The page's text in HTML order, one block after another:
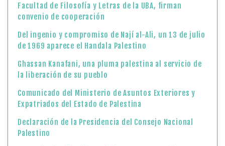
Facultad de Filosofía y Letras de la UBA, firman
convenio de cooperación
Del ingenio y compromiso de Nají al-Ali, un 13 de julio
de 1969 aparece el Handala Palestino
Ghassan Kanafani, una pluma palestina al servicio de
la liberación de su pueblo
Comunicado del Ministerio de Asuntos Exteriores y
Expatriados del Estado de Palestina
Declaración de la Presidencia del Consejo Nacional
Palestino